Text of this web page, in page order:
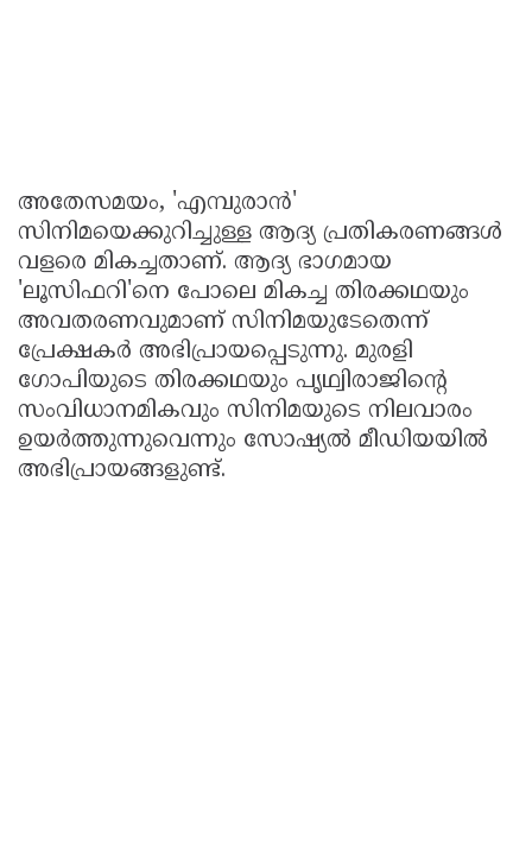
അതേസമയം, 'എമ്പുരാൻ'
സിനിമയെക്കുറിച്ചുള്ള ആദ്യ പ്രതികരണങ്ങൾ
വളരെ മികച്ചതാണ്. ആദ്യ ഭാഗമായ
'ലൂസിഫറി'നെ പോലെ മികച്ച തിരക്കഥയും
അവതരണവുമാണ് സിനിമയുടേതെന്ന്
പ്രേക്ഷകർ അഭിപ്രായപ്പെടുന്നു. മുരളി
ഗോപിയുടെ തിരക്കഥയും പൃഥ്വിരാജിൻ്റെ
സംവിധാനമികവും സിനിമയുടെ നിലവാരം
ഉയർത്തുന്നുവെന്നും സോഷ്യൽ മീഡിയയിൽ
അഭിപ്രായങ്ങളുണ്ട്.